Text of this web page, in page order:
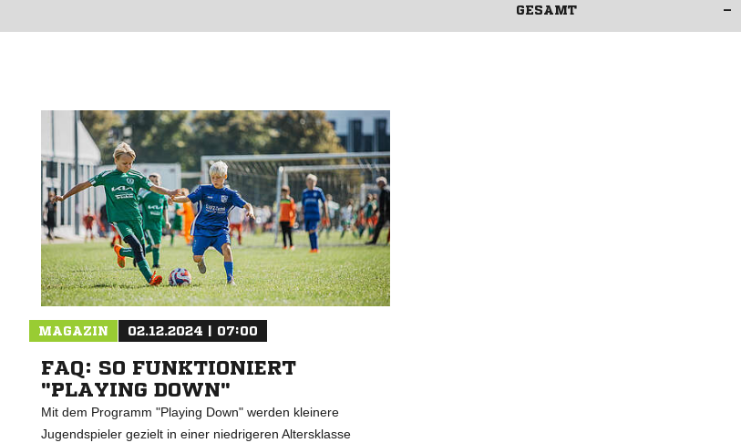
GESAMT –
MAGAZIN 02.12.2024 | 07:00
FAQ: SO FUNKTIONIERT
"PLAYING DOWN"
Mit dem Programm "Playing Down" werden kleinere
Jugendspieler gezielt in einer niedrigeren Altersklasse